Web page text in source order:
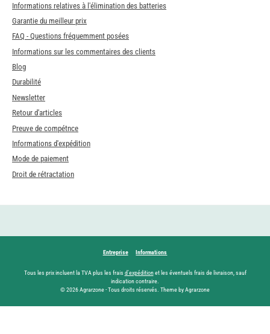
Informations relatives à l'élimination des batteries
Garantie du meilleur prix
FAQ - Questions fréquemment posées
Informations sur les commentaires des clients
Blog
Durabilité
Newsletter
Retour d'articles
Preuve de compétnce
Informations d'expédition
Mode de paiement
Droit de rétractation
Entreprise Informations
Tous les prix incluent la TVA plus les frais d'expéditionet les éventuels frais de livraison, sauf
indication contraire.
© 2026 Agrarzone - Tous droits réservés. Theme by Agrarzone